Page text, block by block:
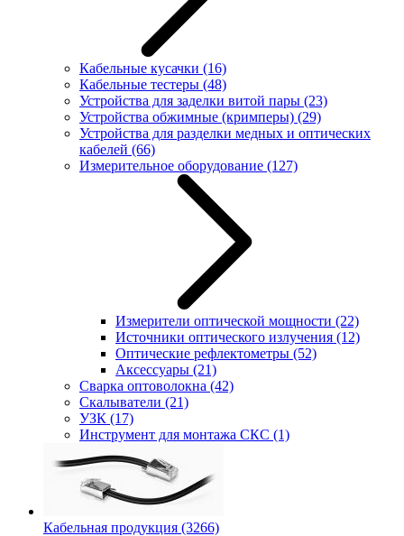
Кабельные кусачки (16)
Кабельные тестеры (48)
Устройства для заделки витой пары (23)
Устройства обжимные (кримперы) (29)
Устройства для разделки медных и оптических
кабелей (66)
Измерительное оборудование (127)
Измерители оптической мощности (22)
Источники оптического излучения (12)
Оптические рефлектометры (52)
Аксессуары (21)
Сварка оптоволокна (42)
Скалыватели (21)
УЗК (17)
Инструмент для монтажа СКС (1)
Кабельная продукция (3266)